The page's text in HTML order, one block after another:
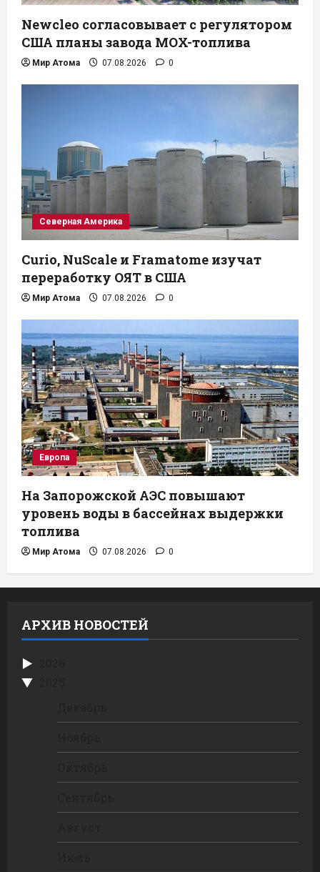
Newcleo согласовывает с регулятором
США планы завода MOX-топлива
Мир Атома 07.08.2026 0
Северная Америка
Curio, NuScale и Framatome изучат
переработку ОЯТ в США
Мир Атома 07.08.2026 0
Европа
На Запорожской АЭС повышают
уровень воды в бассейнах выдержки
топлива
Мир Атома 07.08.2026 0
АРХИВ НОВОСТЕЙ